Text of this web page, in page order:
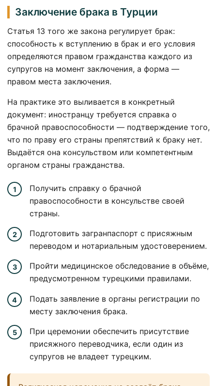
Заключение брака в Турции
Статья 13 того же закона регулирует брак:
способность к вступлению в брак и его условия
определяются правом гражданства каждого из
супругов на момент заключения, а форма —
правом места заключения.
На практике это выливается в конкретный
документ: иностранцу требуется справка о
брачной правоспособности — подтверждение того,
что по праву его страны препятствий к браку нет.
Выдаётся она консульством или компетентным
органом страны гражданства.
Получить справку о брачной
правоспособности в консульстве своей
страны.
Подготовить загранпаспорт с присяжным
переводом и нотариальным удостоверением.
Пройти медицинское обследование в объёме,
предусмотренном турецкими правилами.
Подать заявление в органы регистрации по
месту заключения брака.
При церемонии обеспечить присутствие
присяжного переводчика, если один из
супругов не владеет турецким.